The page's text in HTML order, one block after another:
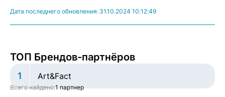
Дата последнего обновления: 31.10.2024 10:12:49
ТОП Брендов-партнёров
1 Art&Fact
Всего найдено:1 партнер